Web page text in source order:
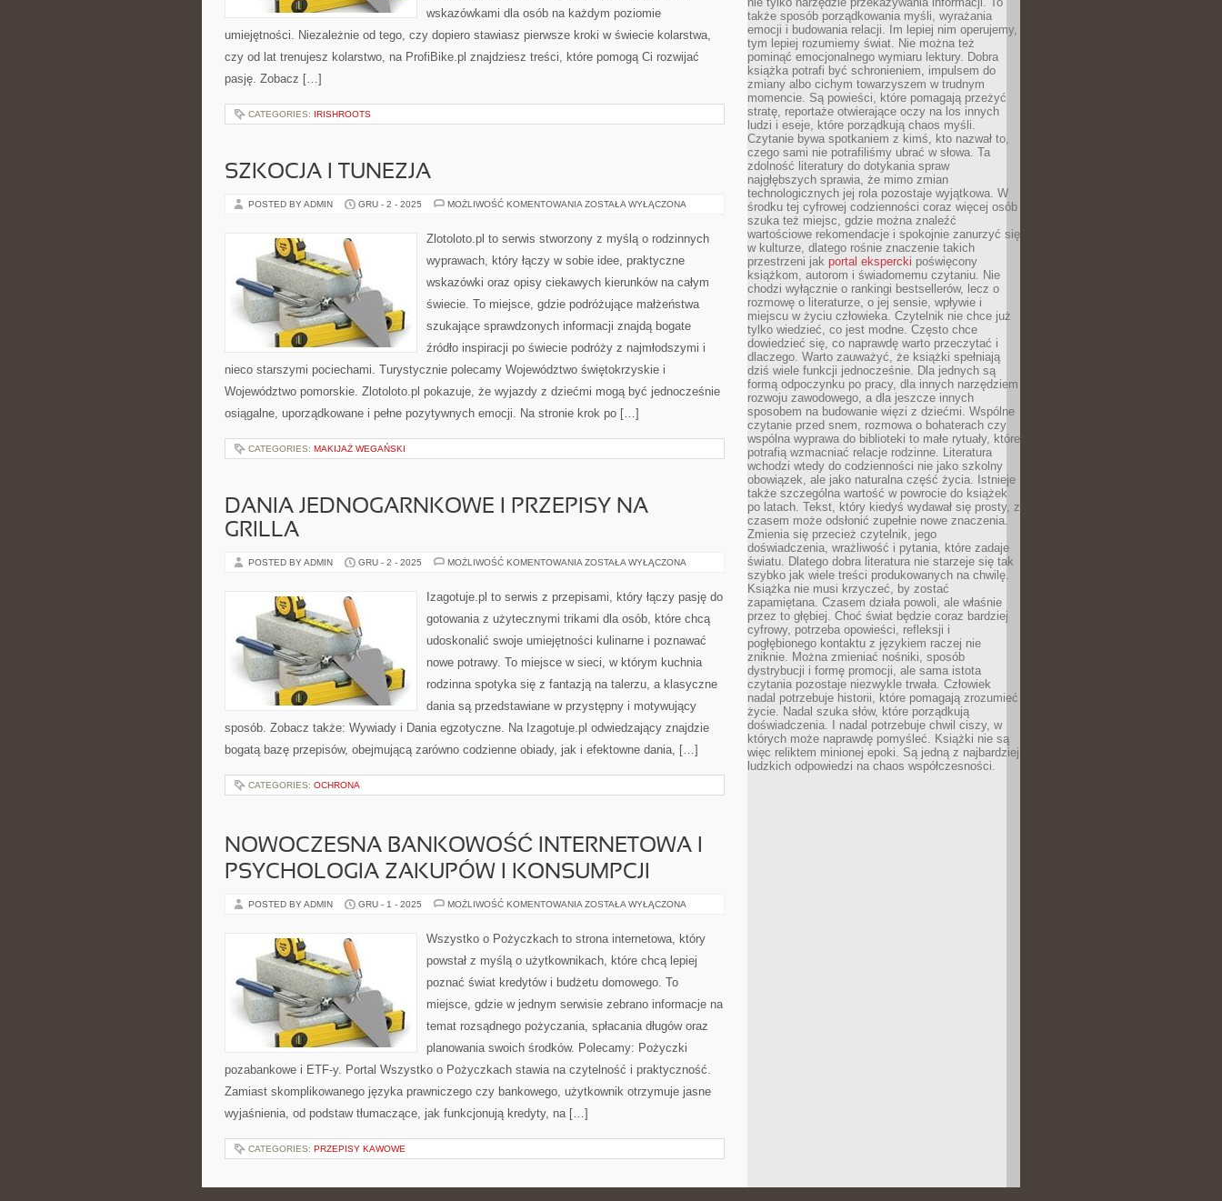
wskazówkami dla osób na każdym poziomie
umiejętności. Niezależnie od tego, czy dopiero stawiasz pierwsze kroki w świecie kolarstwa,
czy od lat trenujesz kolarstwo, na ProfiBike.pl znajdziesz treści, które pomogą Ci rozwijać
pasję. Zobacz […]
CATEGORIES: IRISHROOTS
SZKOCJA I TUNEZJA
POSTED BY ADMIN GRU - 2 - 2025 MOŻLIWOŚĆ KOMENTOWANIA SZKOCJA
ZOSTAŁA WYŁĄCZONA
Zlotoloto.pl to serwis stworzony z myślą o rodzinnych
wyprawach, który łączy w sobie idee, praktyczne
wskazówki oraz opisy ciekawych kierunków na całym
świecie. To miejsce, gdzie podróżujące małżeństwa
szukające sprawdzonych informacji znajdą bogate
źródło inspiracji po świecie podróży z najmłodszymi i
nieco starszymi pociechami. Turystycznie polecamy Województwo świętokrzyskie i
Województwo pomorskie. Zlotoloto.pl pokazuje, że wyjazdy z dziećmi mogą być jednocześnie
osiągalne, uporządkowane i pełne pozytywnych emocji. Na stronie krok po […]
CATEGORIES: MAKIJAŻ WEGAŃSKI
DANIA JEDNOGARNKOWE I PRZEPISY NA
GRILLA
POSTED BY ADMIN GRU - 2 - 2025 MOŻLIWOŚĆ KOMENTOWANIA DANIA
PRZEPISY
NA
ZOSTAŁA WYŁĄCZONA
Izagotuje.pl to serwis z przepisami, który łączy pasję do
gotowania z użytecznymi trikami dla osób, które chcą
udoskonalić swoje umiejętności kulinarne i poznawać
nowe potrawy. To miejsce w sieci, w którym kuchnia
rodzinna spotyka się z fantazją na talerzu, a klasyczne
dania są przedstawiane w przystępny i motywujący
sposób. Zobacz także: Wywiady i Dania egzotyczne. Na Izagotuje.pl odwiedzający znajdzie
bogatą bazę przepisów, obejmującą zarówno codzienne obiady, jak i efektowne dania, […]
CATEGORIES: OCHRONA
NOWOCZESNA BANKOWOŚĆ INTERNETOWA I
PSYCHOLOGIA ZAKUPÓW I KONSUMPCJI
POSTED BY ADMIN GRU - 1 - 2025 MOŻLIWOŚĆ KOMENTOWANIA NOWOCZESNA
I
PSYCHOLOGIA
I
ZOSTAŁA WYŁĄCZONA
Wszystko o Pożyczkach to strona internetowa, który
powstał z myślą o użytkownikach, które chcą lepiej
poznać świat kredytów i budżetu domowego. To
miejsce, gdzie w jednym serwisie zebrano informacje na
temat rozsądnego pożyczania, spłacania długów oraz
planowania swoich środków. Polecamy: Pożyczki
pozabankowe i ETF-y. Portal Wszystko o Pożyczkach stawia na czytelność i praktyczność.
Zamiast skomplikowanego języka prawniczego czy bankowego, użytkownik otrzymuje jasne
wyjaśnienia, od podstaw tłumaczące, jak funkcjonują kredyty, na […]
CATEGORIES: PRZEPISY KAWOWE
także sposób porządkowania myśli, wyrażania
emocji i budowania relacji. Im lepiej nim operujemy,
tym lepiej rozumiemy świat. Nie można też
pominąć emocjonalnego wymiaru lektury. Dobra
książka potrafi być schronieniem, impulsem do
zmiany albo cichym towarzyszem w trudnym
momencie. Są powieści, które pomagają przeżyć
stratę, reportaże otwierające oczy na los innych
ludzi i eseje, które porządkują chaos myśli.
Czytanie bywa spotkaniem z kimś, kto nazwał to,
czego sami nie potrafiliśmy ubrać w słowa. Ta
zdolność literatury do dotykania spraw
najgłębszych sprawia, że mimo zmian
technologicznych jej rola pozostaje wyjątkowa. W
środku tej cyfrowej codzienności coraz więcej osób
szuka też miejsc, gdzie można znaleźć
wartościowe rekomendacje i spokojnie zanurzyć się
w kulturze, dlatego rośnie znaczenie takich
przestrzeni jak portal ekspercki poświęcony
książkom, autorom i świadomemu czytaniu. Nie
chodzi wyłącznie o rankingi bestsellerów, lecz o
rozmowę o literaturze, o jej sensie, wpływie i
miejscu w życiu człowieka. Czytelnik nie chce już
tylko wiedzieć, co jest modne. Często chce
dowiedzieć się, co naprawdę warto przeczytać i
dlaczego. Warto zauważyć, że książki spełniają
dziś wiele funkcji jednocześnie. Dla jednych są
formą odpoczynku po pracy, dla innych narzędziem
rozwoju zawodowego, a dla jeszcze innych
sposobem na budowanie więzi z dziećmi. Wspólne
czytanie przed snem, rozmowa o bohaterach czy
wspólna wyprawa do biblioteki to małe rytuały, które
potrafią wzmacniać relacje rodzinne. Literatura
wchodzi wtedy do codzienności nie jako szkolny
obowiązek, ale jako naturalna część życia. Istnieje
także szczególna wartość w powrocie do książek
po latach. Tekst, który kiedyś wydawał się prosty, z
czasem może odsłonić zupełnie nowe znaczenia.
Zmienia się przecież czytelnik, jego
doświadczenia, wrażliwość i pytania, które zadaje
światu. Dlatego dobra literatura nie starzeje się tak
szybko jak wiele treści produkowanych na chwilę.
Książka nie musi krzyczeć, by zostać
zapamiętana. Czasem działa powoli, ale właśnie
przez to głębiej. Choć świat będzie coraz bardziej
cyfrowy, potrzeba opowieści, refleksji i
pogłębionego kontaktu z językiem raczej nie
zniknie. Można zmieniać nośniki, sposób
dystrybucji i formę promocji, ale sama istota
czytania pozostaje niezwykle trwała. Człowiek
nadal potrzebuje historii, które pomagają zrozumieć
życie. Nadal szuka słów, które porządkują
doświadczenia. I nadal potrzebuje chwil ciszy, w
których może naprawdę pomyśleć. Książki nie są
więc reliktem minionej epoki. Są jedną z najbardziej
ludzkich odpowiedzi na chaos współczesności.